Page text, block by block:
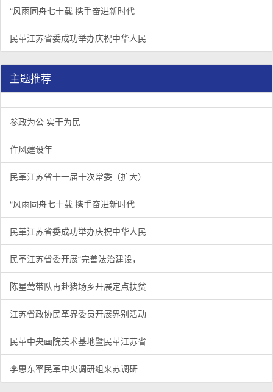
“风雨同舟七十载 携手奋进新时代
民革江苏省委成功举办庆祝中华人民
主题推荐
参政为公 实干为民
作风建设年
民革江苏省十一届十次常委（扩大）
“风雨同舟七十载 携手奋进新时代
民革江苏省委成功举办庆祝中华人民
民革江苏省委开展“完善法治建设，
陈星莺带队再赴猪场乡开展定点扶贫
江苏省政协民革界委员开展界别活动
民革中央画院美术基地暨民革江苏省
李惠东率民革中央调研组来苏调研